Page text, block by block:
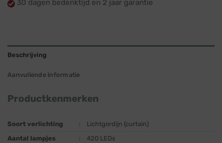
30 dagen bedenktijd en 2 jaar garantie
Beschrijving
Aanvullende informatie
Productkenmerken
Soort verlichting :
Lichtgordijn (curtain)
Aantal lampjes
:
420 LEDs